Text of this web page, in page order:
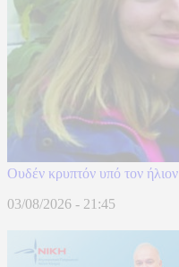
Ουδέν κρυπτόν υπό τον ήλιον
03/08/2026 - 21:45